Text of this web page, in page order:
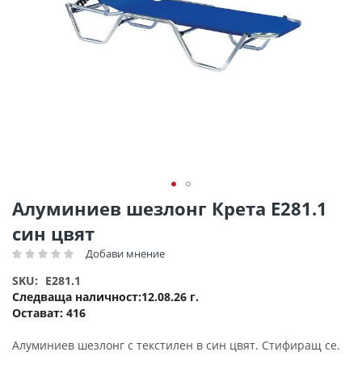
Алуминиев шезлонг Крета Ε281.1
син цвят
Рейтинг: Добави мнение
Остават: 416
SKU
E281.1
Следваща наличност 12.08.26 г.
Алуминиев шезлонг с текстилен в син цвят. Стифиращ се.
Преминете
към
началото
на
със
снимки